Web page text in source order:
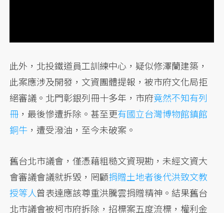
此外，北投鐵道員工訓練中心，疑似修澤蘭建築，
此案應涉及開發，文資團體提報，被市府文化局拒
絕審議。北門彰銀列冊十多年，市府竟然不知有列
冊 ，最後慘遭拆除。甚至更有國立台灣博物館鎮館
銅牛 ，遭受潑油，至今未破案。
舊台北市議會，僅憑藉粗糙文資現勘，未經文資大
會審議會議就拆毀，罔顧捐贈土地者後代洪致文教
授等人曾表達應該尊重洪騰雲捐贈精神。結果舊台
北市議會被柯市府拆除，招標案五度流標，權利金